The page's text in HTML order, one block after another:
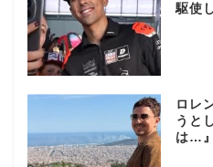
駆使
ロレ
うと
は…』